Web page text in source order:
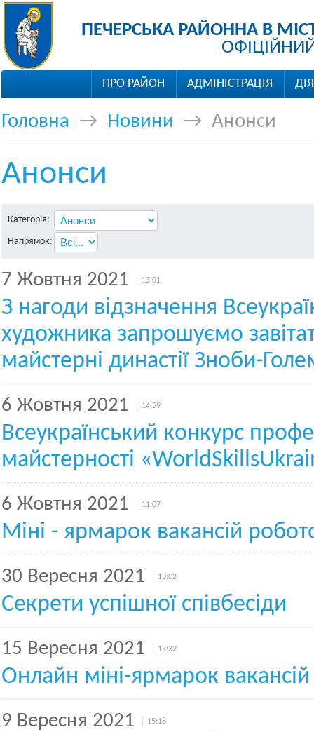
ПЕЧЕРСЬКА РАЙОННА В
ПРО РАЙОН АДМІНІСТРАЦІЯ
Головна → Новини → Анонси
Анонси
Категорія:
Напрямок:
7 Жовтня 2021 13:01
З нагоди відзначення
художника запрошуємо
майстерні династії Зноби-
6 Жовтня 2021 14:59
Всеукраїнський конкурс
майстерності
6 Жовтня 2021 11:07
Міні - ярмарок вакансій
30 Вересня 2021 13:02
Секрети успішної співбесіди
15 Вересня 2021 13:32
Онлайн міні-ярмарок вакансій
9 Вересня 2021 15:18